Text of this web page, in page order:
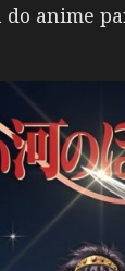
anime